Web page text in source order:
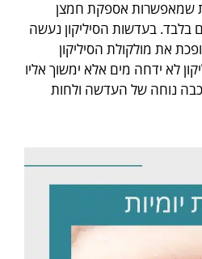
שמאפשרות אספקת חמצן
בלבד. בעדשות הסיליקון נעשה
את מולקולת הסיליקון
לא ידחה מים אלא ימשוך אליו
נוחה של העדשה ולחות